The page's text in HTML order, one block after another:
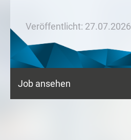
Veröffentlicht: 27.07.2026
Job ansehen